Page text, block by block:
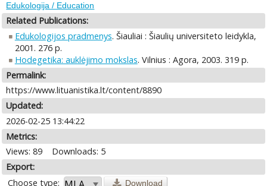
Edukologija / Education
Related Publications:
Edukologijos pradmenys. Šiauliai : Šiaulių universiteto leidykla,
2001. 276 p.
Hodegetika: auklėjimo mokslas. Vilnius : Agora, 2003. 319 p.
Permalink:
https://www.lituanistika.lt/content/8890
Updated:
2026-02-25 13:44:22
Metrics:
Views: 89
Downloads: 5
Export:
Choose type:
Download